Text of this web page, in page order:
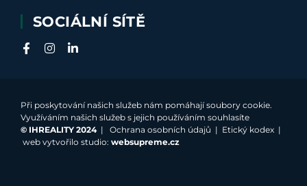
SOCIÁLNÍ SÍTĚ
Při poskytování našich služeb nám pomáhají soubory cookie.
Využíváním našich služeb s jejich používáním souhlasíte
© IHREALITY 2024| Ochrana osobních údajů | Etický kodex |
web vytvořilo studio: websupreme.cz